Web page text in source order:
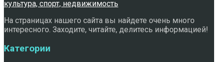
На страницах нашего сайта вы найдете очень много
интересного. Заходите, читайте, делитесь информацией!
Категории